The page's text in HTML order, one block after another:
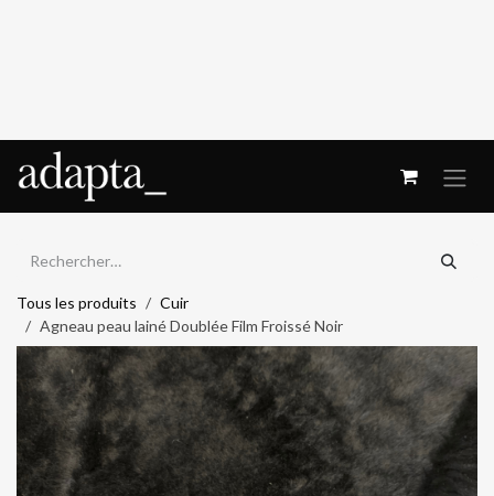
Tous les produits
Cuir
Agneau peau lainé Doublée Film Froissé Noir